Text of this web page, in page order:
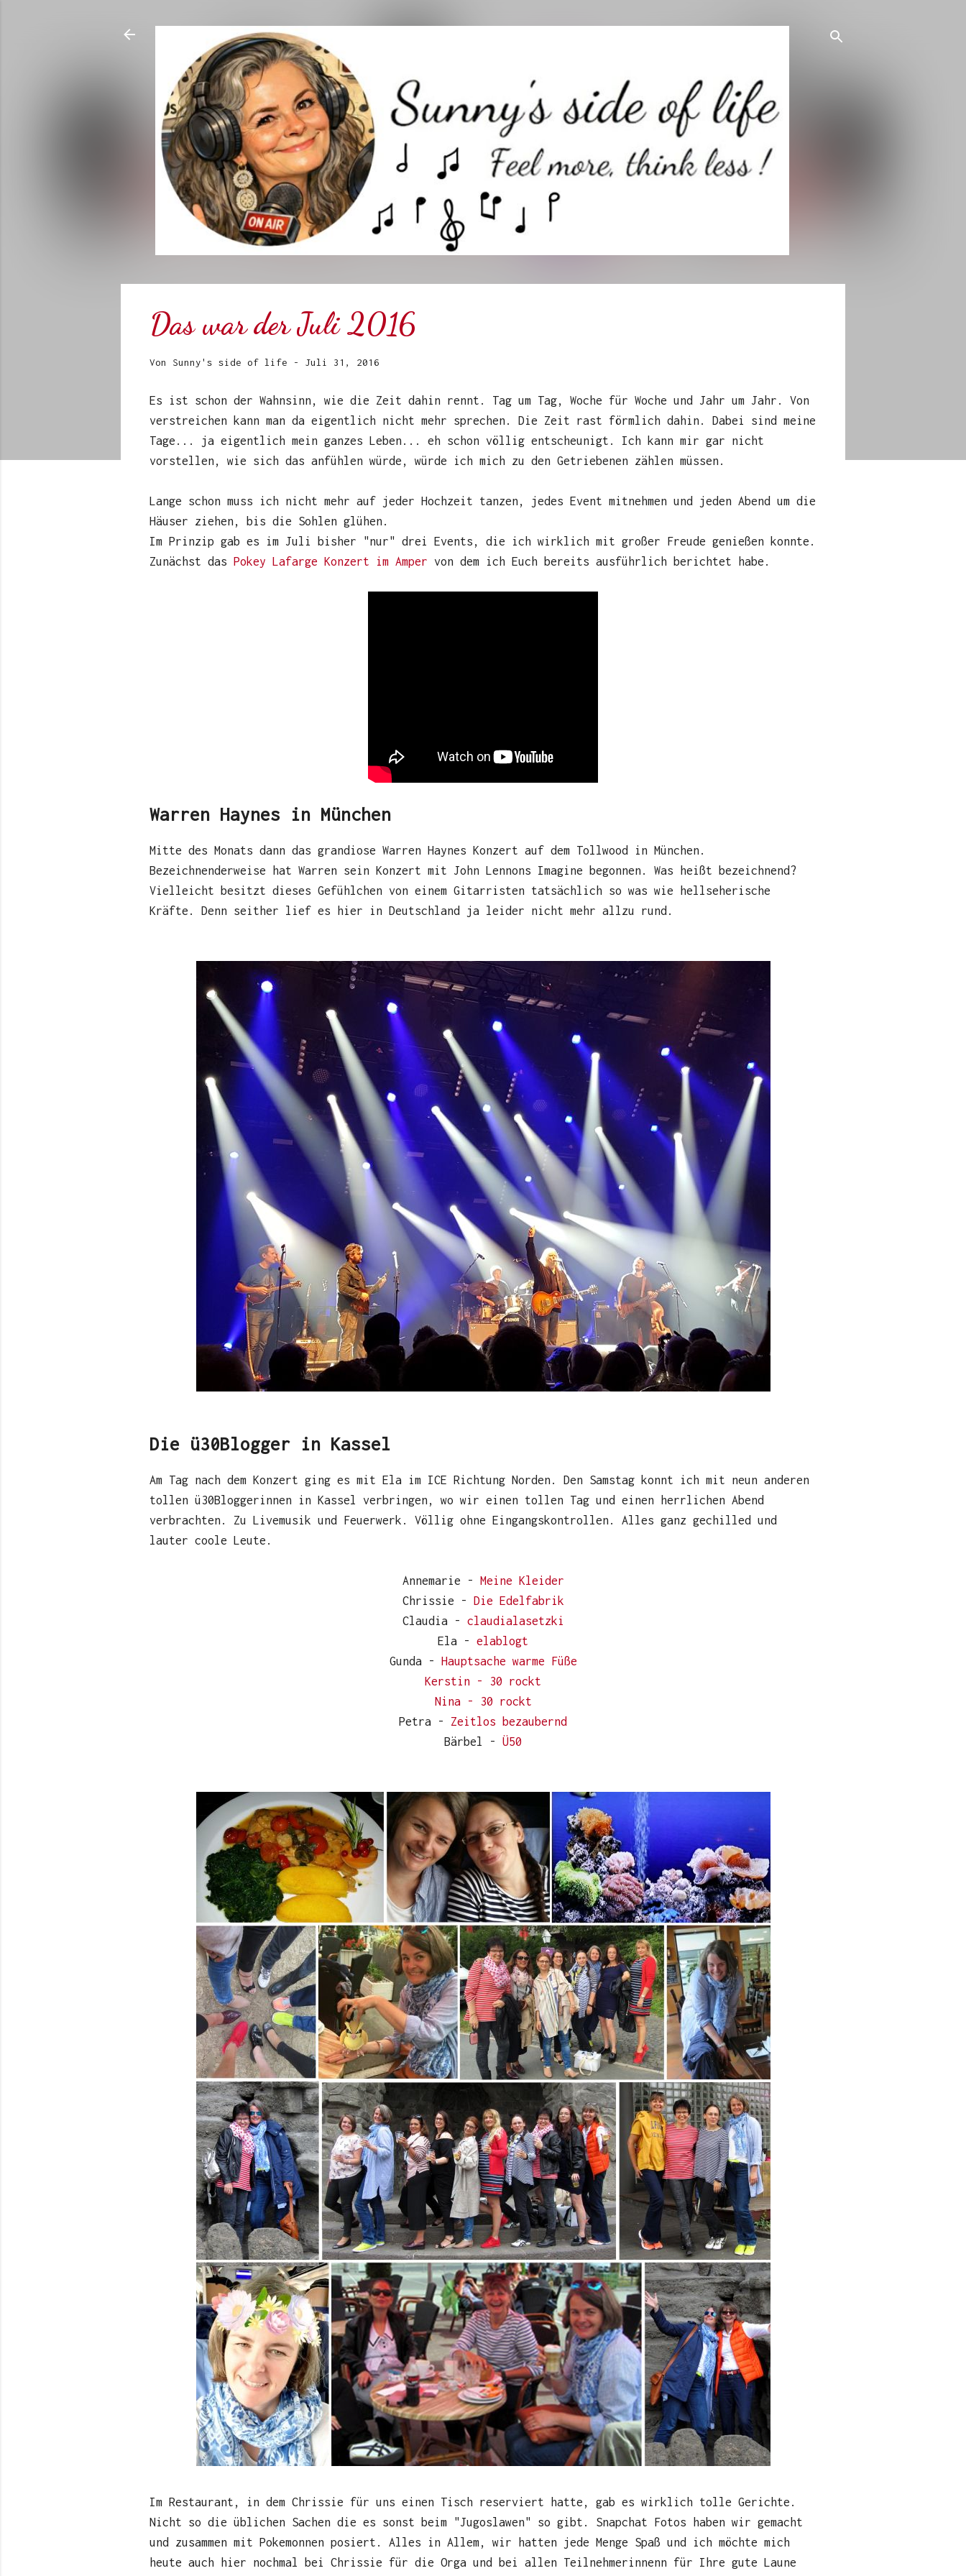
Das war der Juli 2016
Von Sunny's side of life - Juli 31, 2016
Es ist schon der Wahnsinn, wie die Zeit dahin rennt. Tag um Tag, Woche für Woche und Jahr um Jahr. Von
verstreichen kann man da eigentlich nicht mehr sprechen. Die Zeit rast förmlich dahin. Dabei sind meine
Tage... ja eigentlich mein ganzes Leben... eh schon völlig entscheunigt. Ich kann mir gar nicht
vorstellen, wie sich das anfühlen würde, würde ich mich zu den Getriebenen zählen müssen.
Lange schon muss ich nicht mehr auf jeder Hochzeit tanzen, jedes Event mitnehmen und jeden Abend um die
Häuser ziehen, bis die Sohlen glühen.
Im Prinzip gab es im Juli bisher "nur" drei Events, die ich wirklich mit großer Freude genießen konnte.
Zunächst das Pokey Lafarge Konzert im Amper von dem ich Euch bereits ausführlich berichtet habe.
Warren Haynes in München
Mitte des Monats dann das grandiose Warren Haynes Konzert auf dem Tollwood in München.
Bezeichnenderweise hat Warren sein Konzert mit John Lennons Imagine begonnen. Was heißt bezeichnend?
Vielleicht besitzt dieses Gefühlchen von einem Gitarristen tatsächlich so was wie hellseherische
Kräfte. Denn seither lief es hier in Deutschland ja leider nicht mehr allzu rund.
Die ü30Blogger in Kassel
Am Tag nach dem Konzert ging es mit Ela im ICE Richtung Norden. Den Samstag konnt ich mit neun anderen
tollen ü30Bloggerinnen in Kassel verbringen, wo wir einen tollen Tag und einen herrlichen Abend
verbrachten. Zu Livemusik und Feuerwerk. Völlig ohne Eingangskontrollen. Alles ganz gechilled und
lauter coole Leute.
Annemarie - Meine Kleider
Chrissie - Die Edelfabrik
Claudia - claudialasetzki
Ela - elablogt
Gunda - Hauptsache warme Füße
Kerstin - 30 rockt
Nina - 30 rockt
Petra - Zeitlos bezaubernd
Bärbel - Ü50
Im Restaurant, in dem Chrissie für uns einen Tisch reserviert hatte, gab es wirklich tolle Gerichte.
Nicht so die üblichen Sachen die es sonst beim "Jugoslawen" so gibt. Snapchat Fotos haben wir gemacht
und zusammen mit Pokemonnen posiert. Alles in Allem, wir hatten jede Menge Spaß und ich möchte mich
heute auch hier nochmal bei Chrissie für die Orga und bei allen Teilnehmerinnenn für Ihre gute Laune